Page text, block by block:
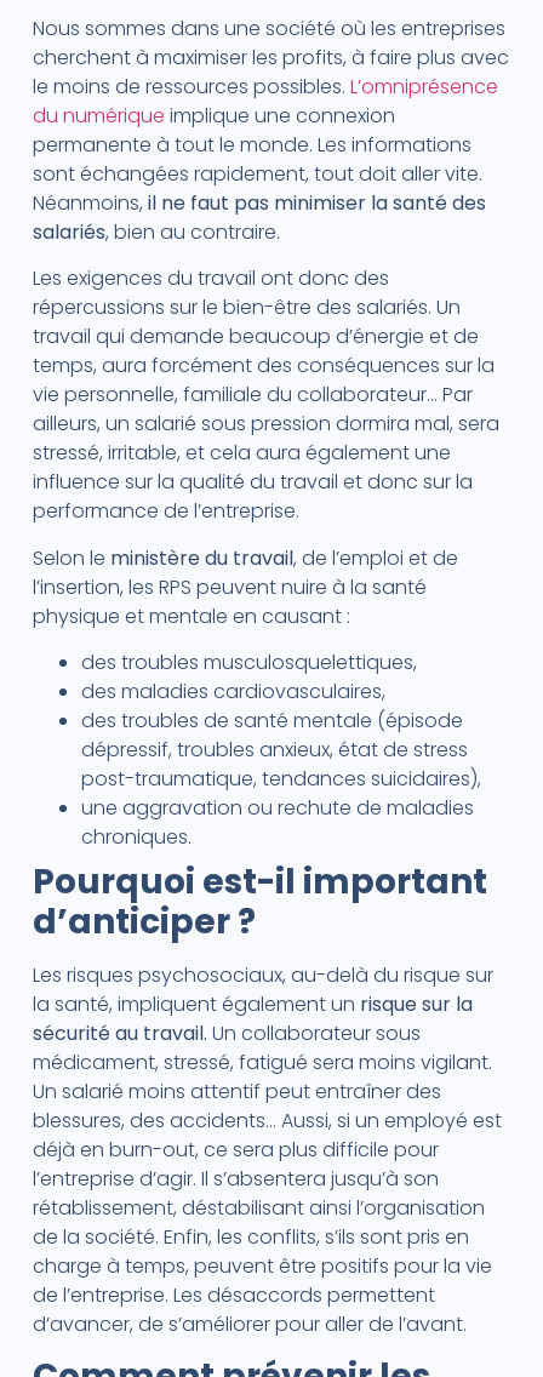
Nous sommes dans une société où les entreprises
cherchent à maximiser les profits, à faire plus avec
le moins de ressources possibles. L’omniprésence
du numérique implique une connexion
permanente à tout le monde. Les informations
sont échangées rapidement, tout doit aller vite.
Néanmoins, il ne faut pas minimiser la santé des
salariés, bien au contraire.
Les exigences du travail ont donc des
répercussions sur le bien-être des salariés. Un
travail qui demande beaucoup d’énergie et de
temps, aura forcément des conséquences sur la
vie personnelle, familiale du collaborateur… Par
ailleurs, un salarié sous pression dormira mal, sera
stressé, irritable, et cela aura également une
influence sur la qualité du travail et donc sur la
performance de l’entreprise.
Selon le ministère du travail, de l’emploi et de
l’insertion, les RPS peuvent nuire à la santé
physique et mentale en causant :
des troubles musculosquelettiques,
des maladies cardiovasculaires,
des troubles de santé mentale (épisode
dépressif, troubles anxieux, état de stress
post-traumatique, tendances suicidaires),
une aggravation ou rechute de maladies
chroniques.
Pourquoi est-il important
d’anticiper ?
Les risques psychosociaux, au-delà du risque sur
la santé, impliquent également un risque sur la
sécurité au travail. Un collaborateur sous
médicament, stressé, fatigué sera moins vigilant.
Un salarié moins attentif peut entraîner des
blessures, des accidents… Aussi, si un employé est
déjà en burn-out, ce sera plus difficile pour
l’entreprise d’agir. Il s’absentera jusqu’à son
rétablissement, déstabilisant ainsi l’organisation
de la société. Enfin, les conflits, s’ils sont pris en
charge à temps, peuvent être positifs pour la vie
de l’entreprise. Les désaccords permettent
d’avancer, de s’améliorer pour aller de l’avant.